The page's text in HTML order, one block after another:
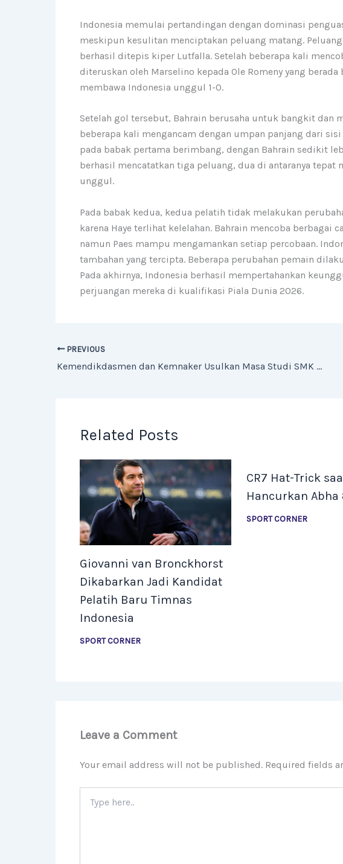
Indonesia memulai pertandingan dengan dominasi
meskipun kesulitan menciptakan peluang matang.
berhasil ditepis kiper Lutfalla. Setelah beberapa kali
diteruskan oleh Marselino kepada Ole Romeny yang
membawa Indonesia unggul 1-0.
Setelah gol tersebut, Bahrain berusaha untuk bangkit dan
beberapa kali mengancam dengan umpan panjang dari
pada babak pertama berimbang, dengan Bahrain sedikit
berhasil mencatatkan tiga peluang, dua di antaranya tepat
unggul.
Pada babak kedua, kedua pelatih tidak melakukan
karena Haye terlihat kelelahan. Bahrain mencoba berbagai
namun Paes mampu mengamankan setiap percobaan.
tambahan yang tercipta. Beberapa perubahan pemain
Pada akhirnya, Indonesia berhasil mempertahankan
perjuangan mereka di kualifikasi Piala Dunia 2026.
PREVIOUS
Kemendikdasmen dan Kemnaker Usulkan Masa Studi SMK Jadi 4 Tahun
Related Posts
Giovanni van Bronckhorst
Dikabarkan Jadi Kandidat
Pelatih Baru Timnas
Indonesia
SPORT CORNER
CR7 Hat-Trick
Hancurkan Abha
SPORT CORNER
Leave a Comment
Your email address will not be published. Required fields
here..